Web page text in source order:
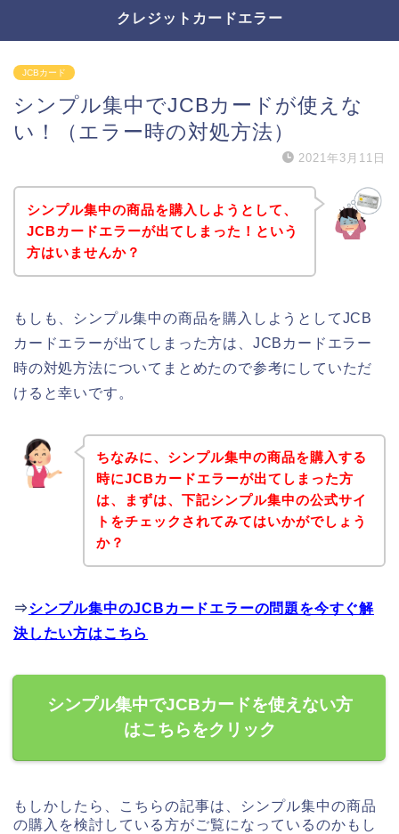
クレジットカードエラー
JCBカード
シンプル集中でJCBカードが使えな
い！（エラー時の対処方法）
2021年3月11日
シンプル集中の商品を購入しようとして、
JCBカードエラーが出てしまった！という
方はいませんか？
もしも、シンプル集中の商品を購入しようとしてJCB
カードエラーが出てしまった方は、JCBカードエラー
時の対処方法についてまとめたので参考にしていただ
けると幸いです。
ちなみに、シンプル集中の商品を購入する
時にJCBカードエラーが出てしまった方
は、まずは、下記シンプル集中の公式サイ
トをチェックされてみてはいかがでしょう
か？
⇒シンプル集中のJCBカードエラーの問題を今すぐ解
決したい方はこちら
シンプル集中でJCBカードを使えない方
はこちらをクリック
もしかしたら、こちらの記事は、シンプル集中の商品
の購入を検討している方がご覧になっているのかもし